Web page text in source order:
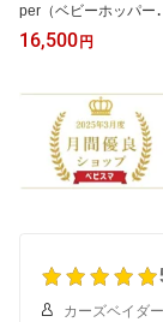
per（ベビーホッパー
空調ベビーケープ 保冷
ェル付 スカイグレー/ベ
ーホッパー 空調ベビ
ープ 抱っこ紐ケープ ベ
ビーカー ファン付ケ
暑さ対策 熱中症対策
カット 紫外線 RSLN
16,500円
カーズベイダー